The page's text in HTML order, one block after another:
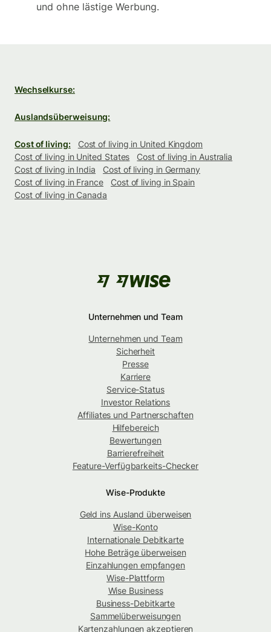
und ohne lästige Werbung.
Wechselkurse:
Auslandsüberweisung:
Cost of living:
Cost of living in United Kingdom
Cost of living in United States
Cost of living in Australia
Cost of living in India
Cost of living in Germany
Cost of living in France
Cost of living in Spain
Cost of living in Canada
Unternehmen und Team
Unternehmen und Team
Sicherheit
Presse
Karriere
Service-Status
Investor Relations
Affiliates und Partnerschaften
Hilfebereich
Bewertungen
Barrierefreiheit
Feature-Verfügbarkeits-Checker
Wise-Produkte
Geld ins Ausland überweisen
Wise-Konto
Internationale Debitkarte
Hohe Beträge überweisen
Einzahlungen empfangen
Wise-Plattform
Wise Business
Business-Debitkarte
Sammelüberweisungen
Kartenzahlungen akzeptieren